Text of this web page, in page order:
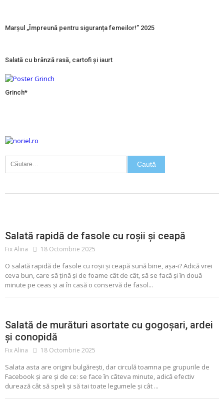
Marșul „Împreună pentru siguranța femeilor!” 2025
Salată cu brânză rasă, cartofi și iaurt
Grinch*
Caută
după:
Salată rapidă de fasole cu roșii și ceapă
Fix Alina 18 Octombrie 2025
O salată rapidă de fasole cu roșii și ceapă sună bine, așa-i? Adică vrei
ceva bun, care să țină și de foame cât de cât, să se facă și în două
minute pe ceas și ai în casă o conservă de fasol...
ALIMENTE CONSERVATE CONSERVE MURATURI SALATA
Salată de murături asortate cu gogoșari, ardei
și conopidă
Fix Alina 18 Octombrie 2025
Salata asta are origini bulgărești, dar circulă toamna pe grupurile de
Facebook și are și de ce: se face în câteva minute, adică efectiv
durează cât să speli și să tai toate legumele și cât ...